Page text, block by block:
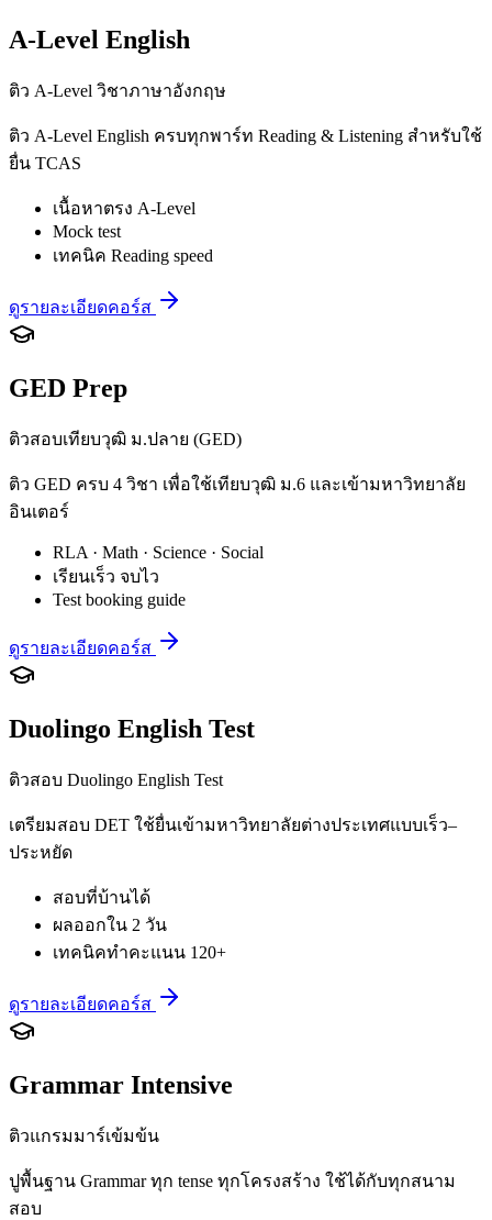
A-Level English
ติว A-Level วิชาภาษาอังกฤษ
ติว A-Level English ครบทุกพาร์ท Reading & Listening สำหรับใช้
ยื่น TCAS
เนื้อหาตรง A-Level
Mock test
เทคนิค Reading speed
ดูรายละเอียดคอร์ส
GED Prep
ติวสอบเทียบวุฒิ ม.ปลาย (GED)
ติว GED ครบ 4 วิชา เพื่อใช้เทียบวุฒิ ม.6 และเข้ามหาวิทยาลัย
อินเตอร์
RLA · Math · Science · Social
เรียนเร็ว จบไว
Test booking guide
ดูรายละเอียดคอร์ส
Duolingo English Test
ติวสอบ Duolingo English Test
เตรียมสอบ DET ใช้ยื่นเข้ามหาวิทยาลัยต่างประเทศแบบเร็ว–
ประหยัด
สอบที่บ้านได้
ผลออกใน 2 วัน
เทคนิคทำคะแนน 120+
ดูรายละเอียดคอร์ส
Grammar Intensive
ติวแกรมมาร์เข้มข้น
ปูพื้นฐาน Grammar ทุก tense ทุกโครงสร้าง ใช้ได้กับทุกสนาม
สอบ